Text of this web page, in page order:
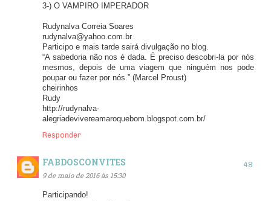
3-) O VAMPIRO IMPERADOR
Rudynalva Correia Soares
rudynalva@yahoo.com.br
Participo e mais tarde sairá divulgação no blog.
“A sabedoria não nos é dada. É preciso descobri-la por nós
mesmos, depois de uma viagem que ninguém nos pode
poupar ou fazer por nós.” (Marcel Proust)
cheirinhos
Rudy
http://rudynalva-
alegriadevivereamaroquebom.blogspot.com.br/
Responder
FABDOSCONVITES
9 de maio de 2016 às 15:30
Participando!